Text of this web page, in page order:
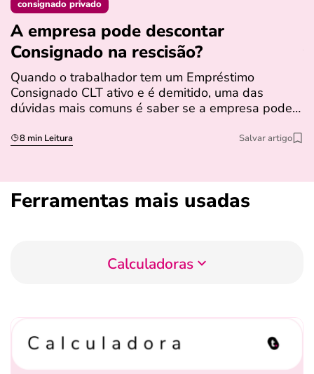
consignado privado
A empresa pode descontar
Consignado na rescisão​?
Quando o trabalhador tem um Empréstimo
Consignado CLT ativo e é demitido, uma das
dúvidas mais comuns é saber se a empresa pode…
8 min Leitura Salvar artigo
Ferramentas mais usadas
Calculadoras